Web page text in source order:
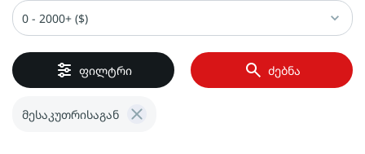
0 - 2000+ ($)
ფილტრი ძებნა
მესაკუთრისაგან